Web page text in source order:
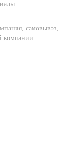
самовывоз,
компании